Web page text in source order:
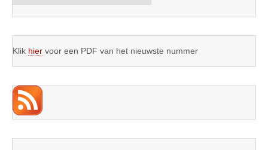
Klik hier voor een PDF van het nieuwste nummer